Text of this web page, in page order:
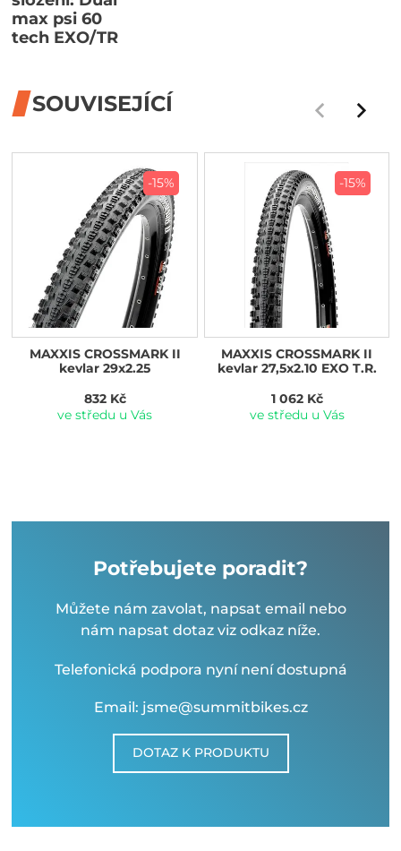
max psi 60
tech EXO/TR
SOUVISEJÍCÍ
-15%
MAXXIS CROSSMARK II
kevlar 29x2.25
832 Kč
ve středu u Vás
-15%
MAXXIS CROSSMARK II
kevlar 27,5x2.10 EXO T.R.
1 062 Kč
ve středu u Vás
Potřebujete poradit?
Můžete nám zavolat, napsat email nebo
nám napsat dotaz viz odkaz níže.
Telefonická podpora nyní není dostupná
Email: jsme@summitbikes.cz
DOTAZ K PRODUKTU